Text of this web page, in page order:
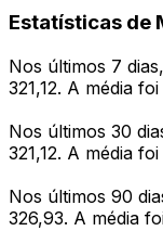
Estatísticas de
Nos últimos 7
321,12. A média
Nos últimos 30
321,12. A média
Nos últimos 90
326,93. A média